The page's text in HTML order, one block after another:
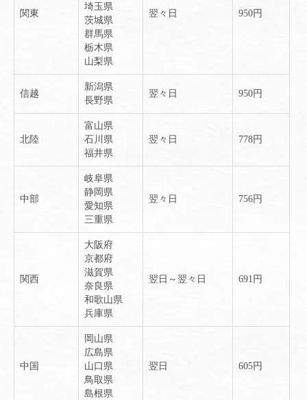
関東
埼玉県
茨城県
群馬県
栃木県
山梨県
翌々日 950円
信越
新潟県
長野県
翌々日 950円
北陸
富山県
石川県
福井県
翌々日 778円
中部
岐阜県
静岡県
愛知県
三重県
翌々日 756円
関西
大阪府
京都府
滋賀県
奈良県
和歌山県
兵庫県
翌日～翌々日 691円
中国
岡山県
広島県
山口県
鳥取県
島根県
翌日 605円